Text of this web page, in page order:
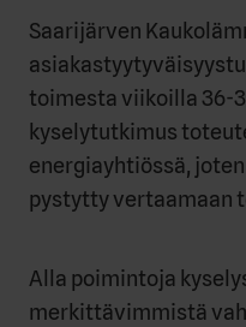
Saarijärven
toimesta viikoilla 36-
kyselytutkimus
energiayhtiössä,
pystytty vertaamaan
Alla poimintoja
merkittävimmistä